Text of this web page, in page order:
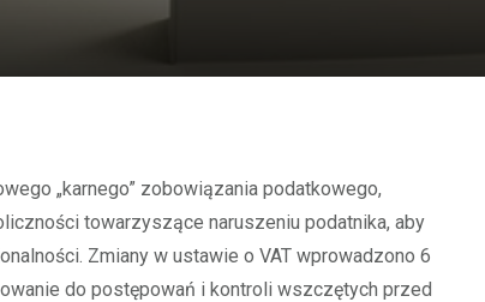
towarzyszące naruszeniu podatnika, aby
Zmiany w ustawie o VAT wprowadzono 6
do postępowań i kontroli wszczętych przed